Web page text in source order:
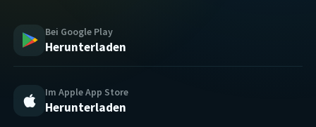
Bei Google Play
Herunterladen
Im Apple App Store
Herunterladen